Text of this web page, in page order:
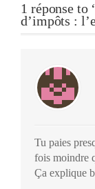
1 réponse to
d’impôts :
Tu paies
fois moindre
Ça explique